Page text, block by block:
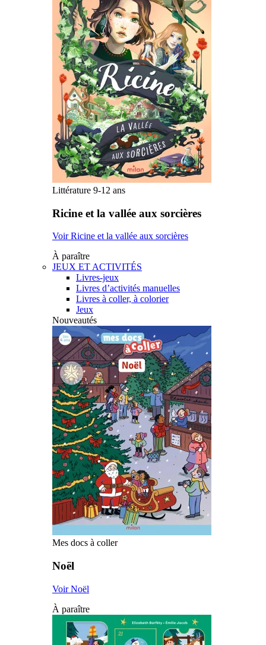
Littérature 9-12 ans
Ricine et la vallée aux sorcières
Voir Ricine et la vallée aux sorcières
À paraître
JEUX ET ACTIVITÉS
Livres-jeux
Livres d’activités manuelles
Livres à coller, à colorier
Jeux
Nouveautés
Mes docs à coller
Noël
Voir Noël
À paraître